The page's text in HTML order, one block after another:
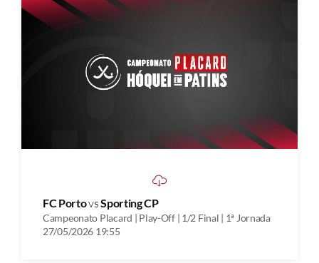
FC PortovsSporting CP
Campeonato Placard | Play-Off | 1/2 Final | 1ª Jornada
27/05/2026 19:55